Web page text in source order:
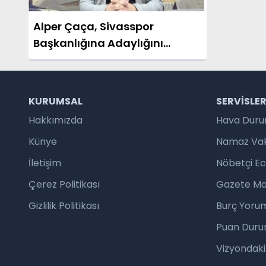
Alper Çaça, Sivasspor
Başkanlığına Adaylığını
Açıkladı: “Benim Dönemimde
KURUMSAL
Hakkımızda
Künye
İletişim
Çerez Politikası
Gizlilik Politikası
SERVISLER
Hava
Namaz
Nöbetçi
Gazete
Burç
Puan